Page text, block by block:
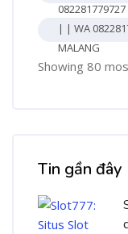
082281779727
| | WA
MALANG
Showing 80
Tin gần đây